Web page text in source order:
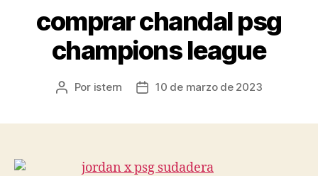
comprar chandal psg
champions league
Autor
Por istern
Fecha10 de marzo de 2023